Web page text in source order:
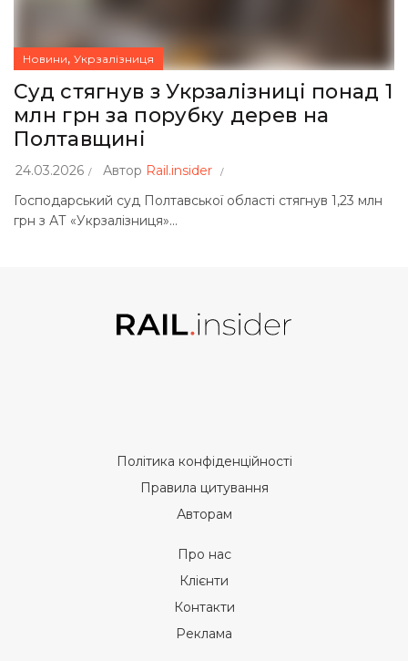
Новини, Укрзалізниця
Суд стягнув з Укрзалізниці понад 1
млн грн за порубку дерев на
Полтавщині
24.03.2026 Автор Rail.insider
Господарський суд Полтавської області стягнув 1,23 млн
грн з АТ «Укрзалізниця»...
Політика конфіденційності
Правила цитування
Авторам
Про нас
Клієнти
Контакти
Реклама